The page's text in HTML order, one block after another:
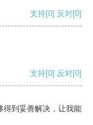
支持[0] 反对[0]
支持[0] 反对[0]
得到妥善解决，让我能